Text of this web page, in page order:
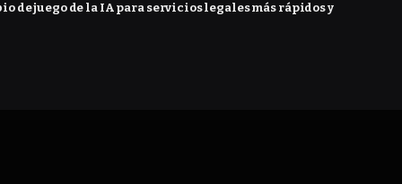
de juego de la IA para servicios legales más rápidos y